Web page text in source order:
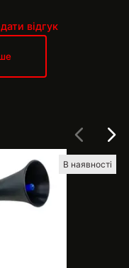
відгук
В наявності